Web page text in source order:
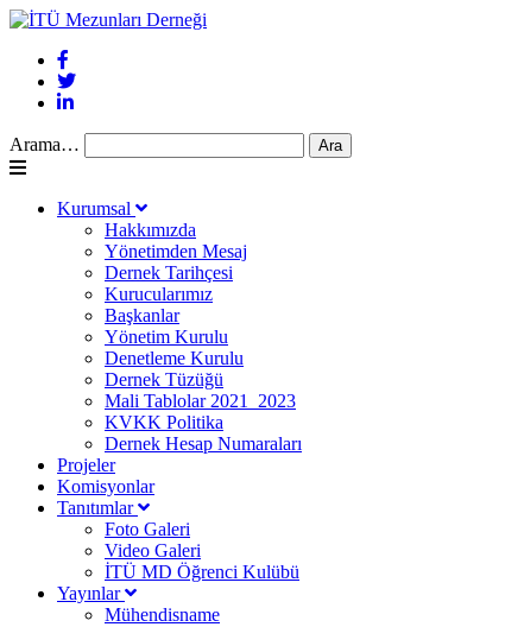
Arama…
Kurumsal
Hakkımızda
Yönetimden Mesaj
Dernek Tarihçesi
Kurucularımız
Başkanlar
Yönetim Kurulu
Denetleme Kurulu
Dernek Tüzüğü
Mali Tablolar 2021_2023
KVKK Politika
Dernek Hesap Numaraları
Projeler
Komisyonlar
Tanıtımlar
Foto Galeri
Video Galeri
İTÜ MD Öğrenci Kulübü
Yayınlar
Mühendisname